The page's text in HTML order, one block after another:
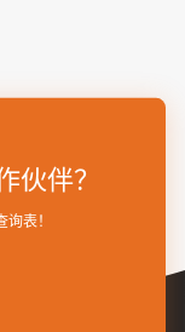
伙伴？
表！